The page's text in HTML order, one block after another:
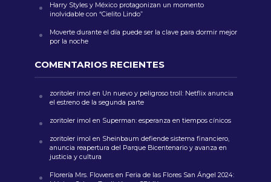
Harry Styles y México protagonizan un momento
inolvidable con “Cielito Lindo”
Moverte durante el día puede ser la clave para dormir mejor
por la noche
COMENTARIOS RECIENTES
zoritoler imol en Un nuevo y peligroso troll: Netflix anuncia
el estreno de la segunda parte
zoritoler imol en Superman: esperanza en tiempos cínicos
zoritoler imol en Sheinbaum defiende sistema financiero,
anuncia reapertura del Parque Bicentenario y avanza en
justicia y cultura
Florería Mrs. Flowersen Feria de las Flores San Ángel 2024: